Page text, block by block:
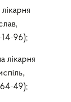
14-96);
лікарня
49);